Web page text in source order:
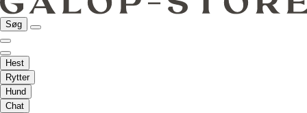
Søg
Hest
Rytter
Hund
Chat